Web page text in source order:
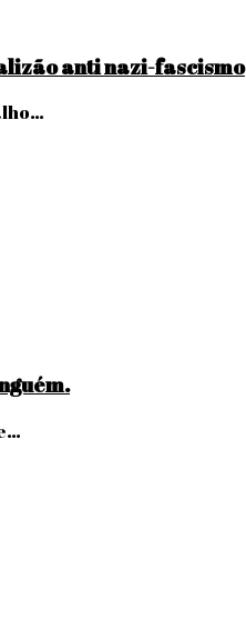
anti nazi-fascismo